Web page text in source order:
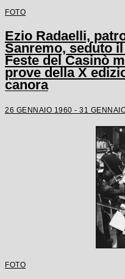
FOTO
Ezio Radaelli,
Sanremo, seduto
Feste del Casinò
prove della X
canora
26 GENNAIO 1960 - 31
FOTO